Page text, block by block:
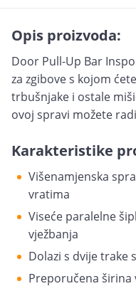
Opis proizvoda:
Door Pull-Up Bar
za zgibove s kojom
trbušnjake i ostale
ovoj spravi možete
Karakteristike
Višenamjenska
vratima
Viseće paralelne
vježbanja
Dolazi s dvije trake
Preporučena širina